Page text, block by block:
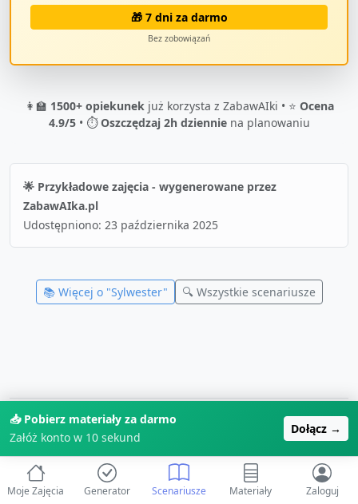
🎁 7 dni za darmo
Bez zobowiązań
👩‍🏫 1500+ opiekunekjuż korzysta z ZabawAIki • ⭐ Ocena
4.9/5• ⏱️Oszczędzaj 2h dzienniena planowaniu
🌟 Przykładowe zajęcia - wygenerowane przez
ZabawAIka.pl
Udostępniono: 23 października 2025
📚 Więcej o "Sylwester" 🔍 Wszystkie scenariusze
Utworzono: 23 października 2025, 09:58
📥 Pobierz materiały za darmo
Załóż konto w 10 sekund
Dołącz →
Moje Zajęcia Generator Scenariusze Materiały Zaloguj